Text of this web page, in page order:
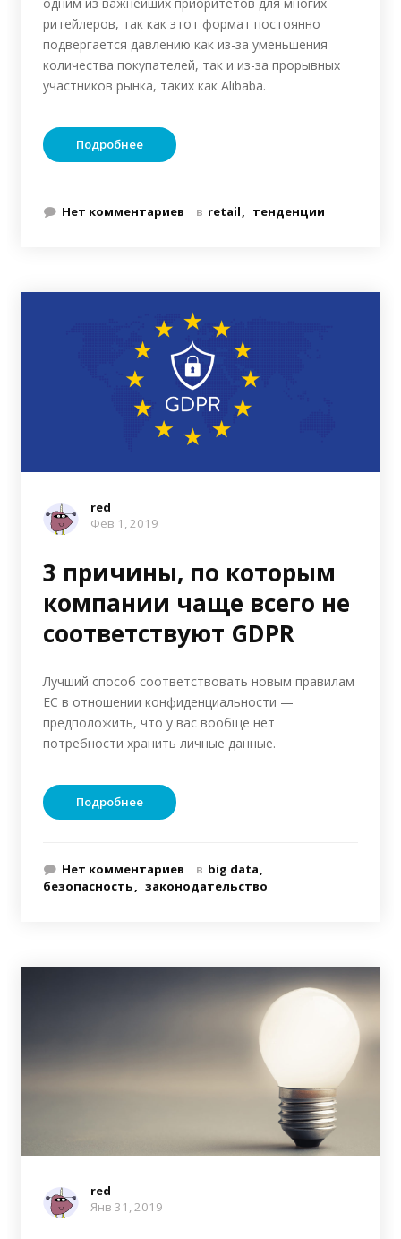
ритейлеров, так как этот формат постоянно
подвергается давлению как из-за уменьшения
количества покупателей, так и из-за прорывных
участников рынка, таких как Alibaba.
Подробнее
Нет комментариев в retail тенденции
red
Фев 1, 2019
3 причины, по которым
компании чаще всего не
соответствуют GDPR
Лучший способ соответствовать новым правилам
ЕС в отношении конфиденциальности —
предположить, что у вас вообще нет
потребности хранить личные данные.
Подробнее
Нет комментариев в big data
безопасность
законодательство
red
Янв 31, 2019